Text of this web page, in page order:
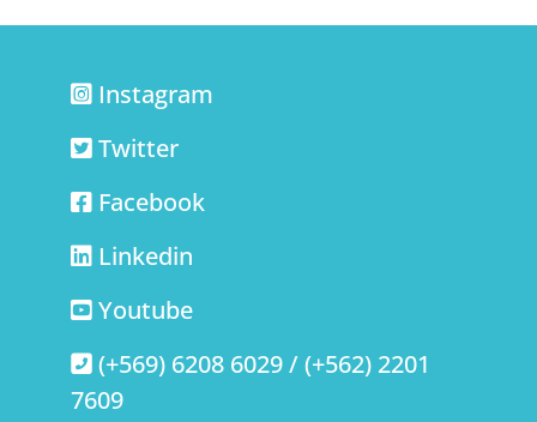
Instagram
Twitter
Facebook
Linkedin
Youtube
(+569) 6208 6029 / (+562) 2201
7609